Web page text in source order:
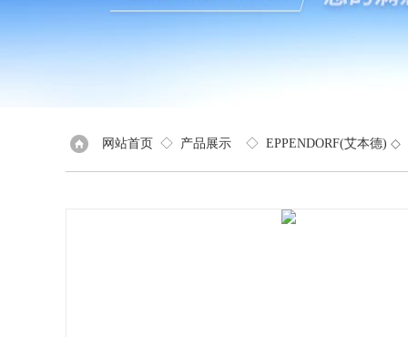
网站首页 ◇ 产品展示 ◇ EPPENDORF(艾本德) ◇